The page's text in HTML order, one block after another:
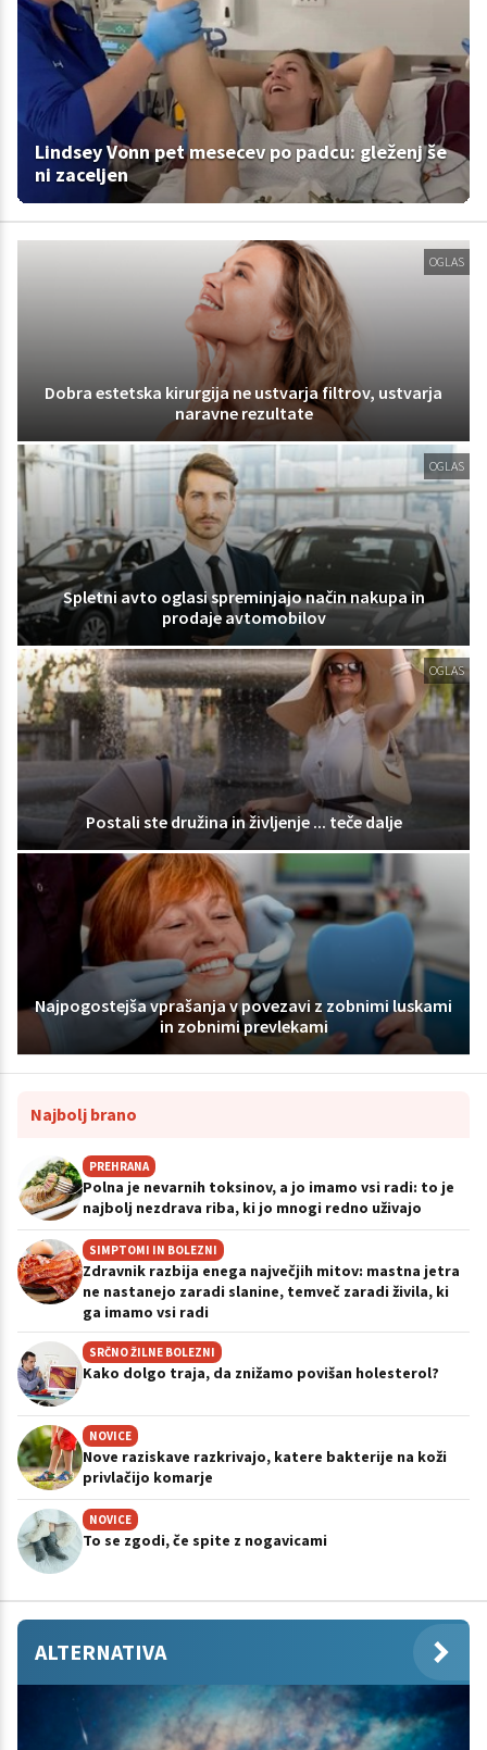
Lindsey Vonn pet mesecev po padcu: gleženj še
ni zaceljen
OGLAS
Dobra estetska kirurgija ne ustvarja filtrov, ustvarja
naravne rezultate
OGLAS
Spletni avto oglasi spreminjajo način nakupa in
prodaje avtomobilov
OGLAS
Postali ste družina in življenje ... teče dalje
Najpogostejša vprašanja v povezavi z zobnimi luskami
in zobnimi prevlekami
Najbolj brano
PREHRANA
Polna je nevarnih toksinov, a jo imamo vsi radi: to je
najbolj nezdrava riba, ki jo mnogi redno uživajo
SIMPTOMI IN BOLEZNI
Zdravnik razbija enega največjih mitov: mastna jetra
ne nastanejo zaradi slanine, temveč zaradi živila, ki
ga imamo vsi radi
SRČNO ŽILNE BOLEZNI
Kako dolgo traja, da znižamo povišan holesterol?
NOVICE
Nove raziskave razkrivajo, katere bakterije na koži
privlačijo komarje
NOVICE
To se zgodi, če spite z nogavicami
ALTERNATIVA